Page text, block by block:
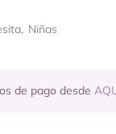
, Niñas
de pago desde